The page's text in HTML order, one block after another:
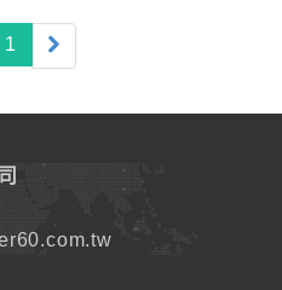
1 (current)